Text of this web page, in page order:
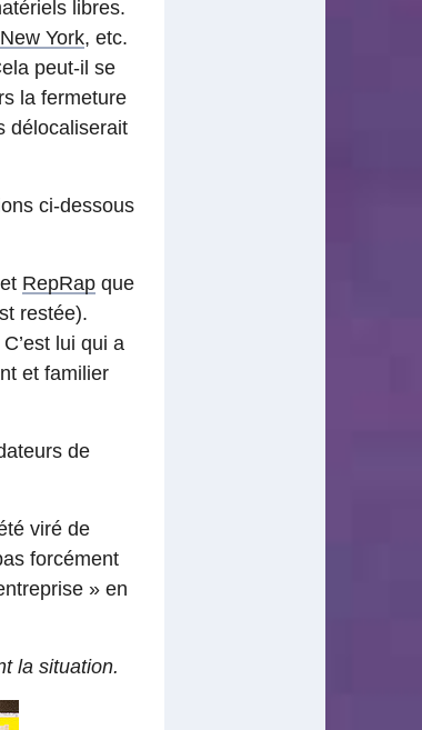
libres.
York, etc.
peut-il se
la fermeture
délocaliserait
ci-dessous
RepRapque
restée).
lui qui a
et familier
de
viré de
forcément
» en
la situation.